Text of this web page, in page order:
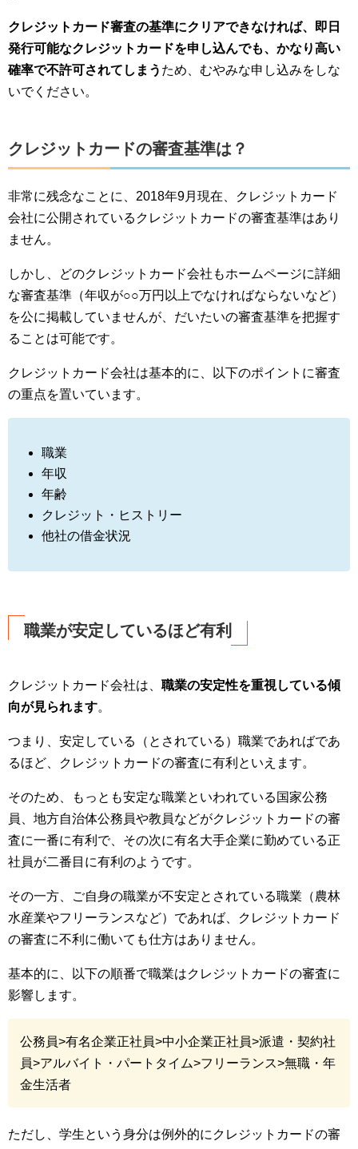
クレジットカード審査の基準にクリアできなければ、即日
発行可能なクレジットカードを申し込んでも、かなり高い
確率で不許可されてしまう ため、むやみな申し込みをしな
いでください。
クレジットカードの審査基準は？
非常に残念なことに、2018年9月現在、クレジットカード
会社に公開されているクレジットカードの審査基準はあり
ません。
しかし、どのクレジットカード会社もホームページに詳細
な審査基準（年収が○○万円以上でなければならないなど）
を公に掲載していませんが、だいたいの審査基準を把握す
ることは可能です。
クレジットカード会社は基本的に、以下のポイントに審査
の重点を置いています。
職業
年収
年齢
クレジット・ヒストリー
他社の借金状況
職業が安定しているほど有利
クレジットカード会社は、 職業の安定性を重視している傾
向が見られます。
つまり、安定している（とされている）職業であればであ
るほど、クレジットカードの審査に有利といえます。
そのため、もっとも安定な職業といわれている国家公務
員、地方自治体公務員や教員などがクレジットカードの審
査に一番に有利で、その次に有名大手企業に勤めている正
社員が二番目に有利のようです。
その一方、ご自身の職業が不安定とされている職業（農林
水産業やフリーランスなど）であれば、クレジットカード
の審査に不利に働いても仕方はありません。
基本的に、以下の順番で職業はクレジットカードの審査に
影響します。
公務員>有名企業正社員>中小企業正社員>派遣・契約社
員>アルバイト・パートタイム>フリーランス>無職・年
金生活者
ただし、学生という身分は例外的にクレジットカードの審